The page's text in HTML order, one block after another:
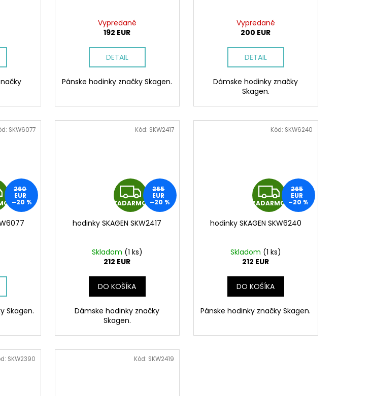
R
M
O
R
M
O
Vypredané
192 EUR
DETAIL
Pánske hodinky značky Skagen.
R
M
O
Vypredané
200 EUR
DETAIL
Dámske hodinky značky
Skagen.
Z
A
R
M
O
260
EUR
–20 %
Skagen.
SKW6077
Z
A
A
R
M
O
ZADARMO
265
EUR
–20 %
hodinky SKAGEN SKW2417
Skladom (1 ks)
212 EUR
DO KOŠÍKA
Dámske hodinky značky
Skagen.
Kód: SKW2417
Z
A
A
R
M
O
ZADARMO
265
EUR
–20 %
hodinky SKAGEN SKW6240
Skladom (1 ks)
212 EUR
DO KOŠÍKA
Pánske hodinky značky Skagen.
Kód: SKW6240
SKW2390 Kód: SKW2419